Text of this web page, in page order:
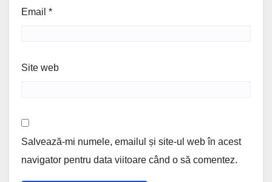
Email *
Site web
Salvează-mi numele, emailul și site-ul web în acest
navigator pentru data viitoare când o să comentez.